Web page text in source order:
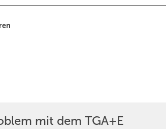
mit dem TGA+E